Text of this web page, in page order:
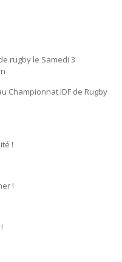
rugby le Samedi 3
Championnat IDF de Rugby
!
!